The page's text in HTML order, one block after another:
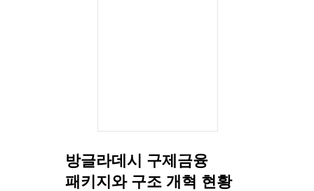
방글라데시 구제금융
패키지와 구조 개혁 현황